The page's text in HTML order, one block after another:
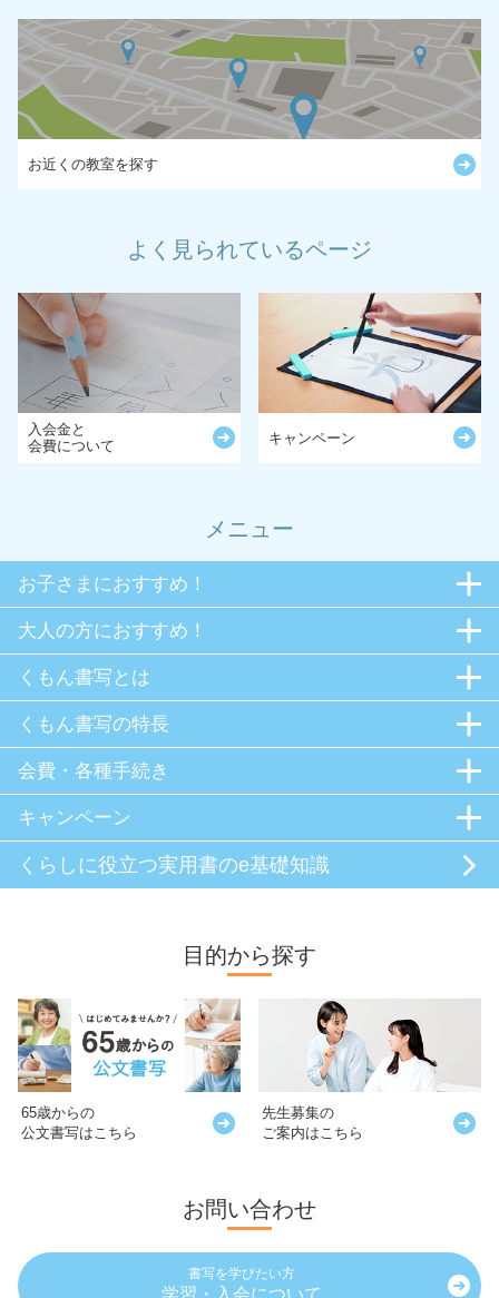
お近くの教室を探す
よく見られているページ
入会金と
会費について
キャンペーン
メニュー
お子さまにおすすめ！
大人の方におすすめ！
くもん書写とは
くもん書写の特長
会費・各種手続き
キャンペーン
くらしに役立つ実用書のe基礎知識
目的から探す
65歳からの
公文書写はこちら
先生募集の
ご案内はこちら
お問い合わせ
書写を学びたい方
学習・入会について